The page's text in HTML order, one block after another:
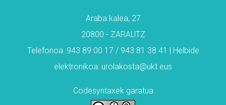
Araba kalea, 27
20800 - ZARAUTZ
Telefonoa: 943 89 00 17 / 943 81 38 41 | Helbide
elektronikoa: urolakosta@ukt.eus
Codesyntaxek garatua